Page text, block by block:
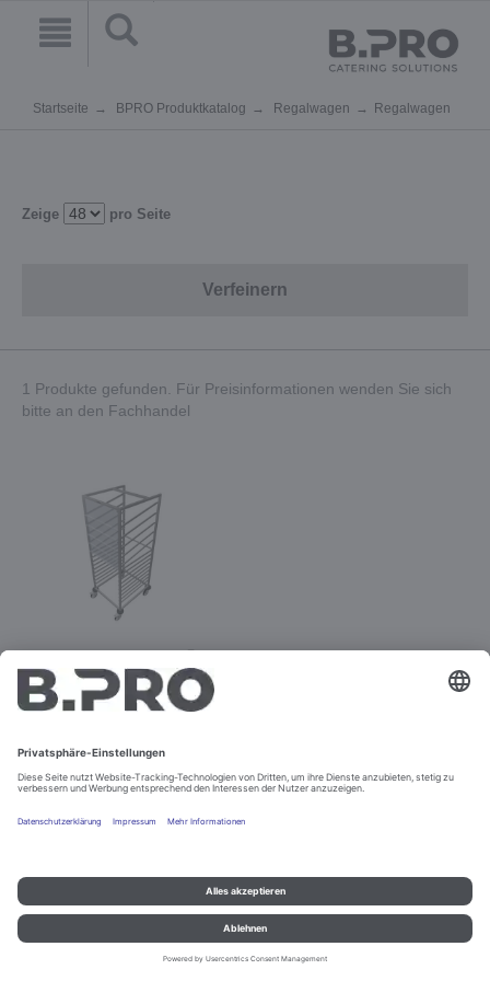
Startseite BPRO Produktkatalog Regalwagen Regalwagen
Zeige pro Seite
Verfeinern
1 Produkte gefunden. Für Preisinformationen wenden Sie sich
bitte an den Fachhandel
RWR SK-161
Impressum und Datenschutz Kontakt
Rechtliche Hinweise
© B.PRO Catering Solutions 2022